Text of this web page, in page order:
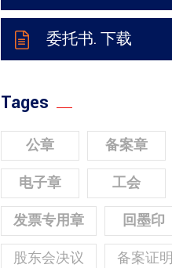
委托书. 下载
Tages
公章 备案章
电子章 工会
发票专用章 回墨印
股东会决议 备案证明